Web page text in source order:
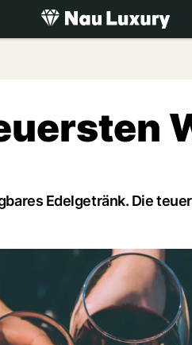
NAU.ch
Edelgetränk. Die